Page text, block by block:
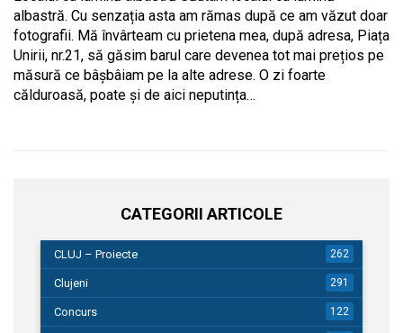
albastră. Cu senzația asta am rămas după ce am văzut doar
fotografii. Mă învârteam cu prietena mea, după adresa, Piața
Unirii, nr.21, să găsim barul care devenea tot mai prețios pe
măsură ce bâșbâiam pe la alte adrese. O zi foarte
călduroasă, poate și de aici neputința…
CATEGORII ARTICOLE
CLUJ – Proiecte 262
Clujeni 291
Concurs 122